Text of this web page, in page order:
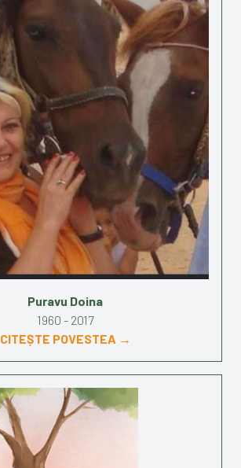
Puravu Doina
1960 - 2017
CITEȘTE POVESTEA →